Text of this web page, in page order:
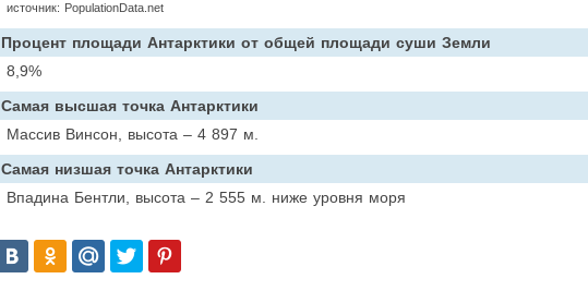
источник: PopulationData.net
Процент площади Антарктики от общей площади суши Земли
8,9%
Самая высшая точка Антарктики
Массив Винсон, высота – 4 897 м.
Самая низшая точка Антарктики
Впадина Бентли, высота – 2 555 м. ниже уровня моря